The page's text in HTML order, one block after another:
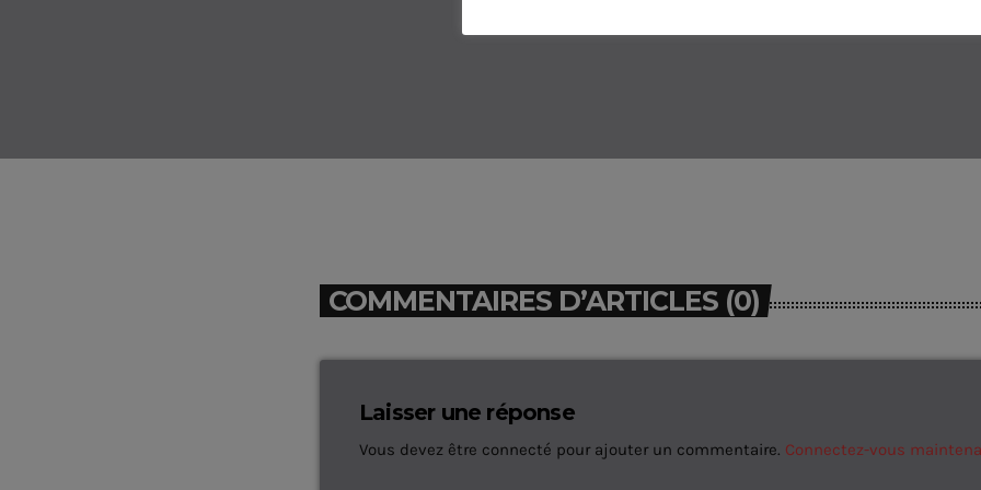
COMMENTAIRES D’ARTICLES (0)
Laisser une réponse
Vous devez être connecté pour ajouter un commentaire. Connectez-vous